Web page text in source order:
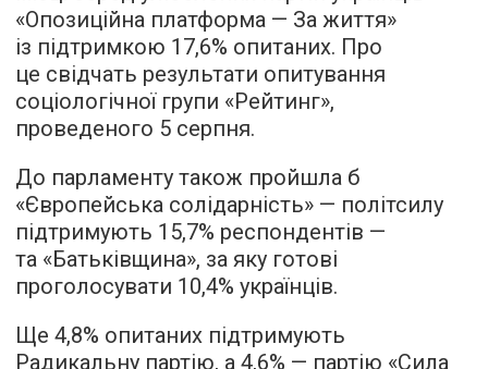
«Опозиційна платформа — За життя»
із підтримкою 17,6% опитаних. Про
це свідчать результати опитування
соціологічної групи «Рейтинг»,
проведеного 5 серпня.
До парламенту також пройшла б
«Європейська солідарність» — політсилу
підтримують 15,7% респондентів —
та «Батьківщина», за яку готові
проголосувати 10,4% українців.
Ще 4,8% опитаних підтримують
Радикальну партію, а 4,6% — партію «Сила